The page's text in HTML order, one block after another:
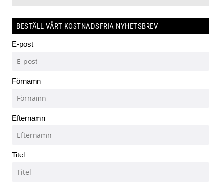
BESTÄLL VÅRT KOSTNADSFRIA NYHETSBREV
E-post
Förnamn
Efternamn
Titel